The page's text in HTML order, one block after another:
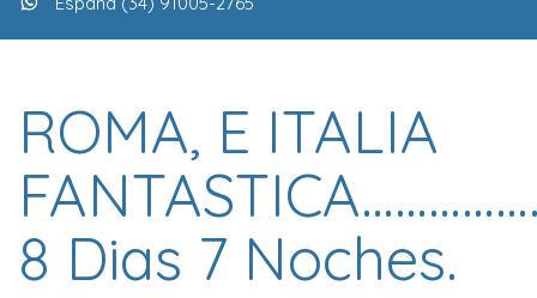
ROMA, E ITALIA
8 Dias 7 Noches.